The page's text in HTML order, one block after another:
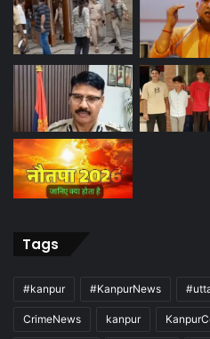
Tags
#kanpur #KanpurNews
CrimeNews kanpur